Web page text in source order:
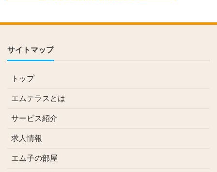
サイトマップ
トップ
エムテラスとは
サービス紹介
求人情報
エム子の部屋